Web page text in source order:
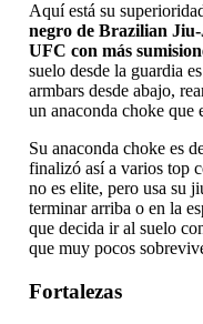
Aquí está su
negro de Brazilian
UFC con más
suelo desde la guardia
armbars desde abajo,
un anaconda choke que
Su anaconda choke es
finalizó así a varios top
no es elite, pero usa su
terminar arriba o en la
que decida ir al suelo
que muy pocos
Fortalezas